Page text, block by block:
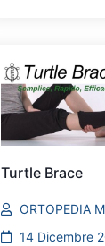
Turtle Brace
ORTOPEDIA
14 Dicembre